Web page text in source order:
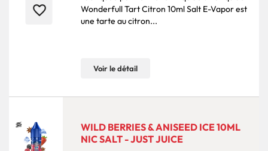
favorite_border
Wonderfull Tart Citron 10ml Salt E-Vapor est
une tarte au citron...
Voir le détail
WILD BERRIES & ANISEED ICE 10ML
NIC SALT - JUST JUICE